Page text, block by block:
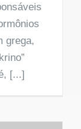
grega,
[...]